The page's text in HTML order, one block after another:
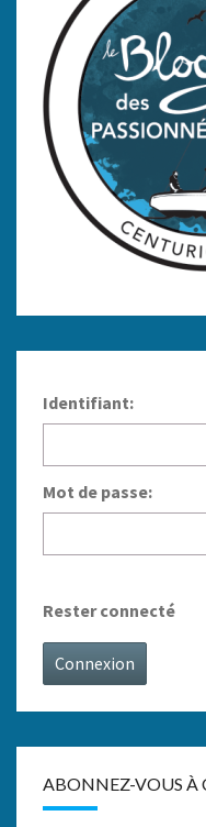
Identifiant:
Mot de passe:
Rester connecté
Connexion
ABONNEZ-VOUS À